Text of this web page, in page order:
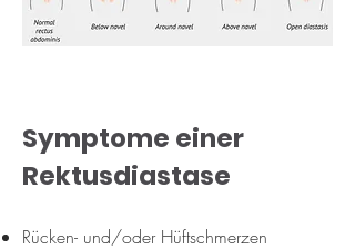
Symptome einer
Rektusdiastase
Rücken- und/oder Hüftschmerzen